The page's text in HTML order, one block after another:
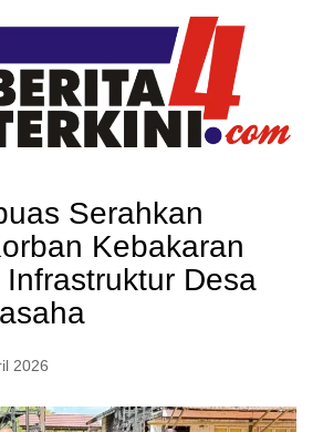
Serahkan
Kebakaran
Desa
2026